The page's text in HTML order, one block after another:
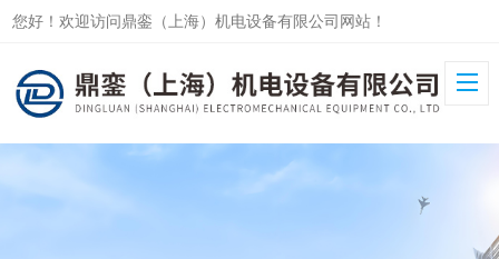
您好！欢迎访问鼎銮（上海）机电设备有限公司网站！